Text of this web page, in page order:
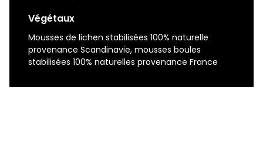
Végétaux
Mousses de lichen stabilisées 100% naturelle
provenance Scandinavie, mousses boules
stabilisées 100% naturelles provenance France